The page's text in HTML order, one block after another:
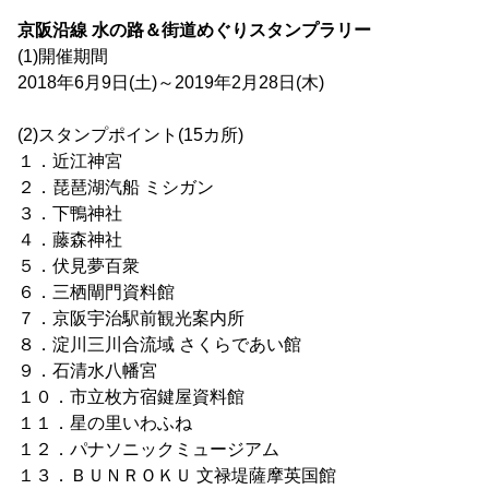
京阪沿線 水の路＆街道めぐりスタンプラリー
(1)開催期間
2018年6月9日(土)～2019年2月28日(木)
(2)スタンプポイント(15カ所)
１．近江神宮
２．琵琶湖汽船 ミシガン
３．下鴨神社
４．藤森神社
５．伏見夢百衆
６．三栖閘門資料館
７．京阪宇治駅前観光案内所
８．淀川三川合流域 さくらであい館
９．石清水八幡宮
１０．市立枚方宿鍵屋資料館
１１．星の里いわふね
１２．パナソニックミュージアム
１３．ＢＵＮＲＯＫＵ 文禄堤薩摩英国館